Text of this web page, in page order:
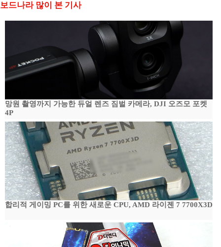
보드나라 많이 본 기사
망원 촬영까지 가능한 듀얼 렌즈 짐벌 카메라, DJI 오즈모 포켓
4P
합리적 게이밍 PC를 위한 새로운 CPU, AMD 라이젠 7 7700X3D